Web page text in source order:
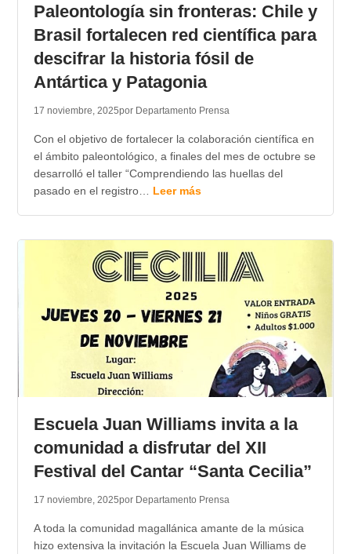
Paleontología sin fronteras: Chile y
Brasil fortalecen red científica para
descifrar la historia fósil de
Antártica y Patagonia
17 noviembre, 2025por Departamento Prensa
Con el objetivo de fortalecer la colaboración científica en
el ámbito paleontológico, a finales del mes de octubre se
desarrolló el taller “Comprendiendo las huellas del
pasado en el registro… Leer más
Escuela Juan Williams invita a la
comunidad a disfrutar del XII
Festival del Cantar “Santa Cecilia”
17 noviembre, 2025por Departamento Prensa
A toda la comunidad magallánica amante de la música
hizo extensiva la invitación la Escuela Juan Williams de